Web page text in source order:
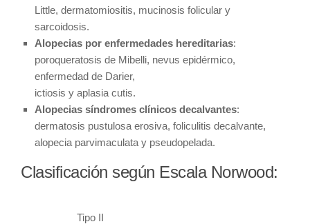
Little, dermatomiositis, mucinosis folicular y
sarcoidosis.
Alopecias por enfermedades hereditarias:
poroqueratosis de Mibelli, nevus epidérmico,
enfermedad de Darier,
ictiosis y aplasia cutis.
Alopecias síndromes clínicos decalvantes:
dermatosis pustulosa erosiva, foliculitis decalvante,
alopecia parvimaculata y pseudopelada.
Clasificación según Escala Norwood:
Tipo II